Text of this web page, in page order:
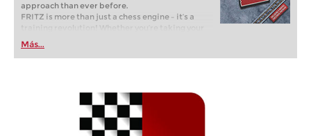
approach than ever before.
FRITZ is more than just a chess engine – it’s a
training revolution! Whether you’re taking your
first steps into the world of club chess, or already
playing at a tournament level: with FRITZ, you can
train more efficiently, intelligently and with a
Más...